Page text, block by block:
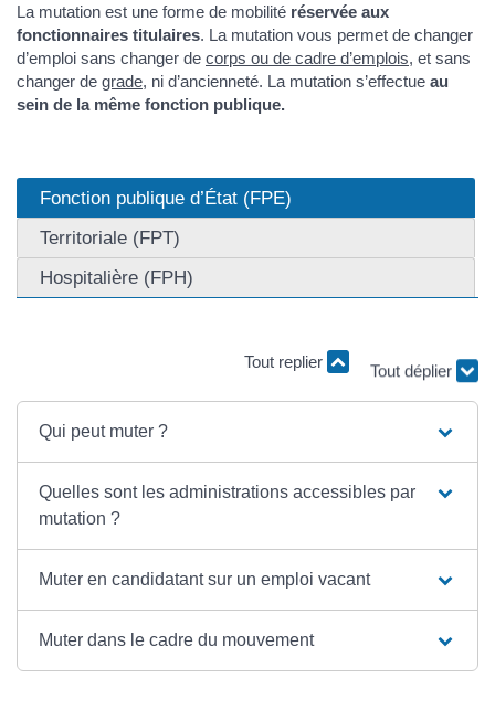
La mutation est une forme de mobilité réservée aux
fonctionnaires titulaires. La mutation vous permet de changer
d’emploi sans changer de corps ou de cadre d’emplois, et sans
changer de grade, ni d’ancienneté. La mutation s’effectue au
sein de la même fonction publique.
Fonction publique d’État (FPE)
Territoriale (FPT)
Hospitalière (FPH)
Tout replier
Tout déplier
Qui peut muter ?
Quelles sont les administrations accessibles par
mutation ?
Muter en candidatant sur un emploi vacant
Muter dans le cadre du mouvement